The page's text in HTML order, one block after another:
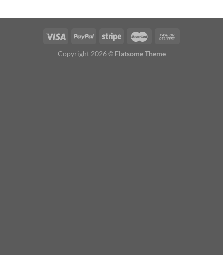
Copyright 2026 © Flatsome Theme